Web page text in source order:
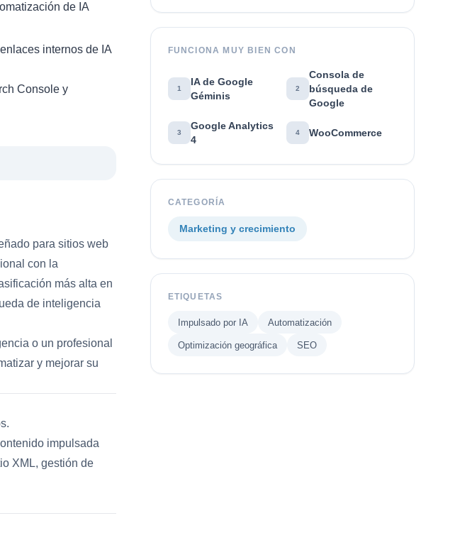
de IA
internos de IA
Console y
para sitios web
con la
más alta en
de inteligencia
o un profesional
y mejorar su
impulsada
XML, gestión de
FUNCIONA MUY BIEN CON
1
IA de Google
Géminis
2
Consola de
búsqueda de
Google
3
Google Analytics
4
4 WooCommerce
CATEGORÍA
Marketing y crecimiento
ETIQUETAS
Impulsado por IA Automatización
Optimización geográfica SEO